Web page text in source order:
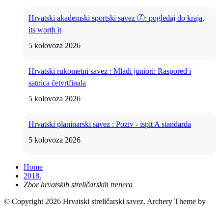
Hrvatski akademski sportski savez ⓕ: pogledaj do kraja,
its worth it
5 kolovoza 2026
Hrvatski rukometni savez : Mlađi juniori: Raspored i
satnica četvrtfinala
5 kolovoza 2026
Hrvatski planinarski savez : Poziv - ispit A standarda
5 kolovoza 2026
Home
2018.
Zbor hrvatskih streličarskih trenera
© Copyright 2026 Hrvatski streličarski savez. Archery Theme by